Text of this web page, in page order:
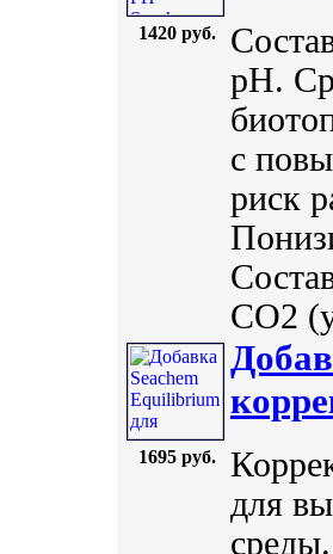
1420 руб.
pH.
с
риск
CO2
1695 руб.
для